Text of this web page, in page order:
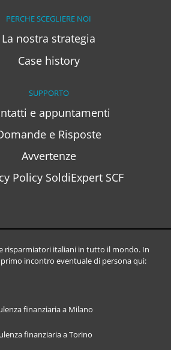
PERCHE SCEGLIERE NOI
La nostra strategia
Case history
SUPPORTO
e appuntamenti
e Risposte
Avvertenze
Policy SoldiExpert SCF
risparmiatori italiani in tutto il mondo. In
incontro eventuale di persona qui:
finanziaria a Milano
finanziaria a Torino